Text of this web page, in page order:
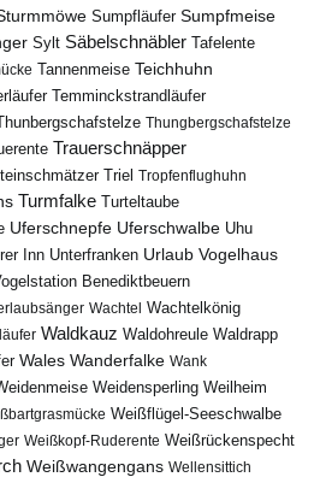
Sumpfläufer Sumpfmeise
Sylt Säbelschnäbler Tafelente
Tannenmeise Teichhuhn
Temminckstrandläufer
Thungbergschafstelze
Trauerschnäpper
Triel Tropfenflughuhn
Turmfalke Turteltaube
Uferschnepfe Uferschwalbe Uhu
Inn Unterfranken Urlaub Vogelhaus
Benediktbeuern
Wachtel Wachtelkönig
Waldkauz Waldohreule Waldrapp
Wales Wanderfalke Wank
Weidensperling Weilheim
Weißflügel-Seeschwalbe
Weißkopf-Ruderente Weißrückenspecht
Weißwangengans Wellensittich